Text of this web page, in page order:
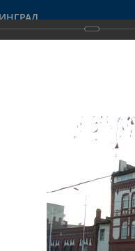
здания и сооружения